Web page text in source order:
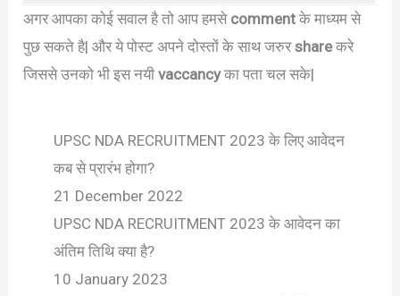
अगर आपका कोई सवाल है तो आप हमसे commentके माध्यम से
पुछ सकते है| और ये पोस्ट अपने दोस्तों के साथ जरुरshareकरे
जिससे उनको भी इस नयीvaccancyका पता चल सके|
UPSC NDA RECRUITMENT 2023 के लिए आवेदन
कब से प्रारंभ होगा?
21 December 2022
UPSC NDA RECRUITMENT 2023 के आवेदन का
अंतिम तिथि क्या है?
10 January 2023